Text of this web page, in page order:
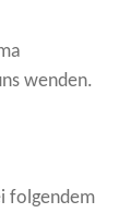
wenden.
folgendem